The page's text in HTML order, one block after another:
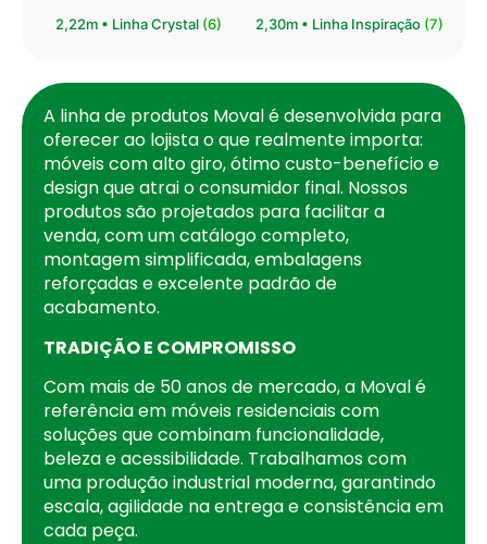
2,22m • Linha Crystal (6) 2,30m • Linha Inspiração (7)
A linha de produtos Moval é desenvolvida para
oferecer ao lojista o que realmente importa:
móveis com alto giro, ótimo custo-benefício e
design que atrai o consumidor final. Nossos
produtos são projetados para facilitar a
venda, com um catálogo completo,
montagem simplificada, embalagens
reforçadas e excelente padrão de
acabamento.
TRADIÇÃO E COMPROMISSO
Com mais de 50 anos de mercado, a Moval é
referência em móveis residenciais com
soluções que combinam funcionalidade,
beleza e acessibilidade. Trabalhamos com
uma produção industrial moderna, garantindo
escala, agilidade na entrega e consistência em
cada peça.